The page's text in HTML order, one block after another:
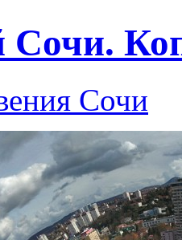
Сочи.
Сочи